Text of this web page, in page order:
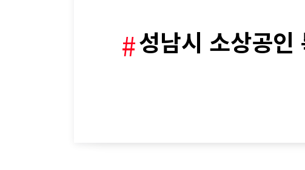
성남시 소상공